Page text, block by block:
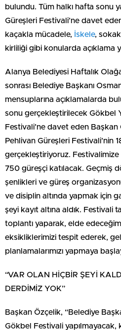
bulundu. Tüm halkı hafta sonu
Güreşleri Festivali’ne davet
kaçakla mücadele, İskele,
kirliliği gibi konularda açıklama
Alanya Belediyesi Haftalık
sonrası Belediye Başkanı
mensuplarına açıklamalarda
sonu gerçekleştirilecek Gökbel
Festivali’ne davet eden Başkan
Pehlivan Güreşleri Festivali’nin
gerçekleştiriyoruz.
750 güreşçi katılacak. Geçmiş
şenlikleri ve güreş
ve disiplin altında yapmak için
şeyi kayıt altına aldık. Festivali
toplantı yaparak, elde
eksikliklerimizi tespit ederek,
planlamalarımızı yapmaya
“VAR OLAN HİÇBİR ŞEYİ
DERDİMİZ YOK”
Başkan Özçelik, “Belediye
Gökbel Festivali yapılmayacak,